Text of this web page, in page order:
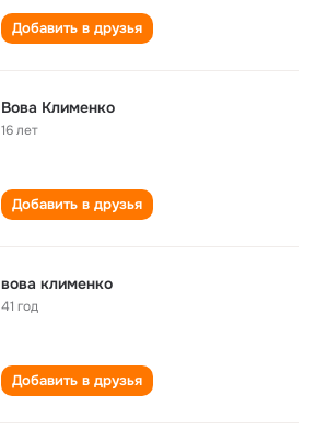
Добавить в друзья
Вова Клименко
16 лет
Добавить в друзья
вова клименко
41 год
Добавить в друзья